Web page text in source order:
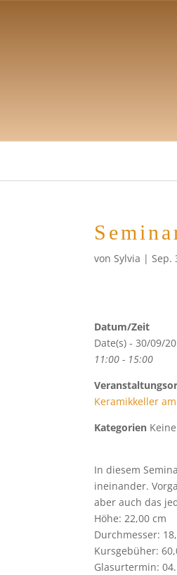
vonSylvia |Sep.
Datum/Zeit
Date(s) - 30/09/
11:00 - 15:00
Keramikkeller
Kategorien
In diesem
ineinander.
aber auch das
Höhe: 22,00 cm
Durchmesser:
Kursgebüher:
Glasurtermin: